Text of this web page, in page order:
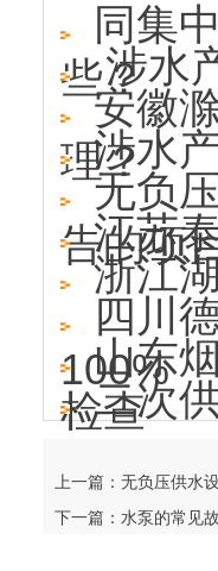
同集
些？
涉水
安徽
理？
涉水
无负
告的项
江苏
浙江
四川
100%
山东
检查
二次
上一篇：无负压供水
下一篇：水泵的常见